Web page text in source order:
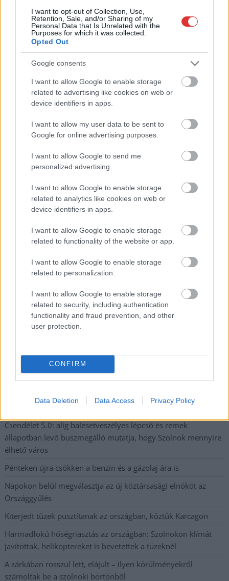
I want to opt-out of Collection, Use,
Retention, Sale, and/or Sharing of my
Personal Data that Is Unrelated with the
Purposes for which it was collected.
Opted Out
Google consents
I want to allow Google to enable storage
related to advertising like cookies on web or
device identifiers in apps.
I want to allow my user data to be sent to
Google for online advertising purposes.
I want to allow Google to send me
personalized advertising.
I want to allow Google to enable storage
related to analytics like cookies on web or
device identifiers in apps.
I want to allow Google to enable storage
related to functionality of the website or app.
I want to allow Google to enable storage
related to personalization.
I want to allow Google to enable storage
related to security, including authentication
functionality and fraud prevention, and other
user protection.
CONFIRM
Data Deletion Data Access Privacy Policy
Adja meg keresztnevét:
Megismertem és elfogadom aGDPR-szabályzatot
Nem szeretne lemaradni semmiről? Csak egy kattintás, és hírlevelünk a
legfrissebb információkkal és exkluzív tartalmakkal hétről hétre
postaládájába érkezik!
A SZOL24 legfrissebb 24 cikke
A Tisza kormány minisztere újabb nagy változásokról döntött
Sok volt az igazolatlan hiányzás, Pócs János fizetéslevonást
kapott, más fideszesek még kevesebbet vittek haza
A Szolnok megyei gazdák nagyon nem akarták a JÉGER
Csendélet 5.0: alig balesetveszélyes lépcső és remek
állapotban levő buszmegálló mutatja, hogy Szolnok mennyire
élhető város
Pénteken újra csökken a benzin és a gázolaj ára is
Napokon belül megválasztja az új köztársasági elnököt az
Országgyűlés
Kiterjedt tüzek pusztítanak az országban, köztük Karcagon
Harmadfokú hőségriasztás az országban: Szolnokon klímát
javítottak, helikoptereket is bevetettek a tüzeknél
A zárkában rosszul lett, elájult – ilyen körülményekről
számoltak be a szolnoki börtönből